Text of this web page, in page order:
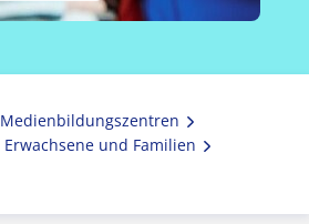
Medien­bildungs­zentren
Erwachsene und Familien